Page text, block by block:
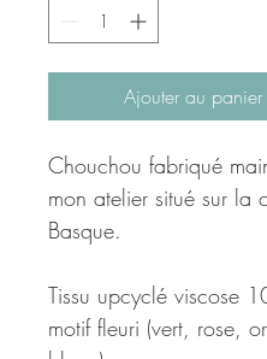
Ajouter au panier
Chouchou fabriqué
mon atelier situé sur la
Basque.
Tissu upcyclé viscose
motif fleuri (vert, rose,